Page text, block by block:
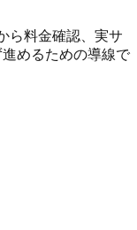
ら料金確認、実サ
めるための導線で